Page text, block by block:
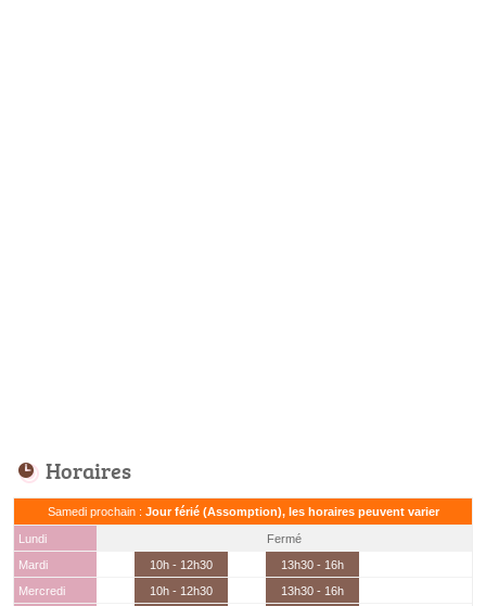
Horaires
Samedi prochain : Jour férié (Assomption), les horaires peuvent varier
Lundi
Fermé
Mardi
10h - 12h30
13h30 - 16h
Mercredi
10h - 12h30
13h30 - 16h